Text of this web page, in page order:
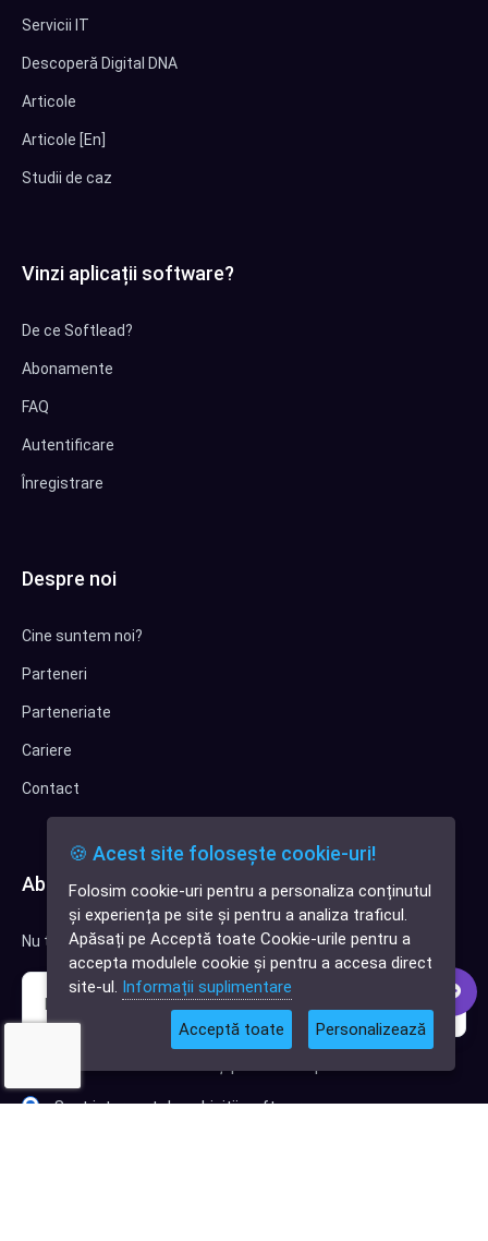
✕
Cauți o aplicație
software?
Servicii IT
Descoperă Digital DNA
Articole
Articole [En]
Studii de caz
Vinzi aplicații software?
De ce Softlead?
Abonamente
FAQ
Autentificare
Înregistrare
Despre noi
Cine suntem noi?
Parteneri
Parteneriate
Cariere
Contact
Abonează-te la newsletter
Nu trimitem spam, deci nu îți face griji.
Sunt interesat de achiziții software
🍪 Acest site folosește cookie-uri!
Folosim cookie-uri pentru a personaliza conținutul
și experiența pe site și pentru a analiza traficul.
Apăsați pe Acceptă toate Cookie-urile pentru a
accepta modulele cookie și pentru a accesa direct
site-ul. Informații suplimentare
Acceptă toate Personalizează